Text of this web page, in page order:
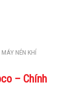
NÉN KHÍ
– Chính